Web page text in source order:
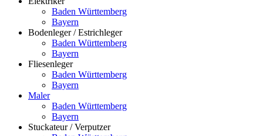
Baden Württemberg
Bayern
Bodenleger / Estrichleger
Baden Württemberg
Bayern
Fliesenleger
Baden Württemberg
Bayern
Maler
Baden Württemberg
Bayern
Stuckateur / Verputzer